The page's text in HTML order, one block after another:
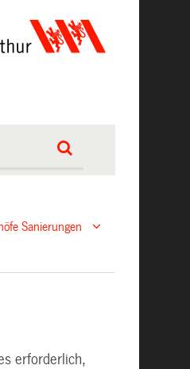
Sanierungen
erforderlich,